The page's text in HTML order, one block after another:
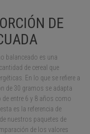
DE
balanceado es una
de cereal que
En lo que se refiere a
de 30 gramos se adapta
de entre 6 y 8 años como
es la referencia de
nuestros paquetes de
de los valores